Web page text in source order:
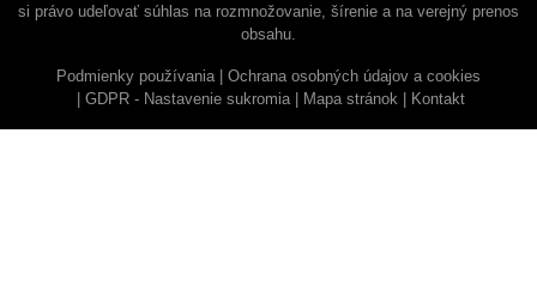
si právo udeľovať súhlas na rozmnožovanie, šírenie a na verejný prenos
obsahu.
Podmienky používania
Ochrana osobných údajov a cookies
GDPR - Nastavenie sukromia
Mapa stránok Kontakt